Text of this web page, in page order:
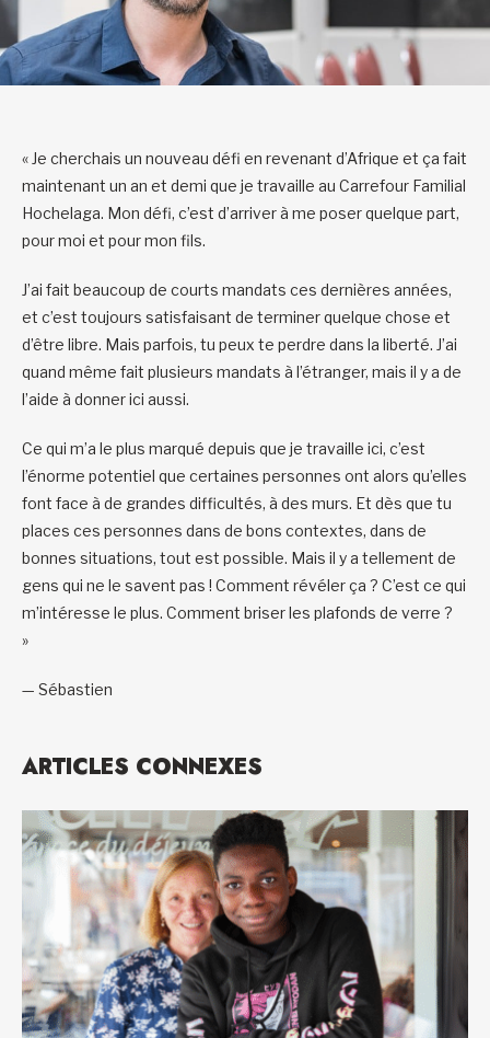
« Je cherchais un nouveau défi en revenant d’Afrique et ça fait
maintenant un an et demi que je travaille au Carrefour Familial
Hochelaga. Mon défi, c’est d’arriver à me poser quelque part,
pour moi et pour mon fils.
J’ai fait beaucoup de courts mandats ces dernières années,
et c’est toujours satisfaisant de terminer quelque chose et
d’être libre. Mais parfois, tu peux te perdre dans la liberté. J’ai
quand même fait plusieurs mandats à l’étranger, mais il y a de
l’aide à donner ici aussi.
Ce qui m’a le plus marqué depuis que je travaille ici, c’est
l’énorme potentiel que certaines personnes ont alors qu’elles
font face à de grandes difficultés, à des murs. Et dès que tu
places ces personnes dans de bons contextes, dans de
bonnes situations, tout est possible. Mais il y a tellement de
gens qui ne le savent pas ! Comment révéler ça ? C’est ce qui
m’intéresse le plus. Comment briser les plafonds de verre ?
»
— Sébastien
ARTICLES CONNEXES